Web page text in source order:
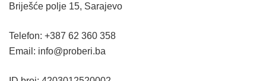
Briješće polje 15, Sarajevo
Telefon: +387 62 360 358
Email: info@proberi.ba